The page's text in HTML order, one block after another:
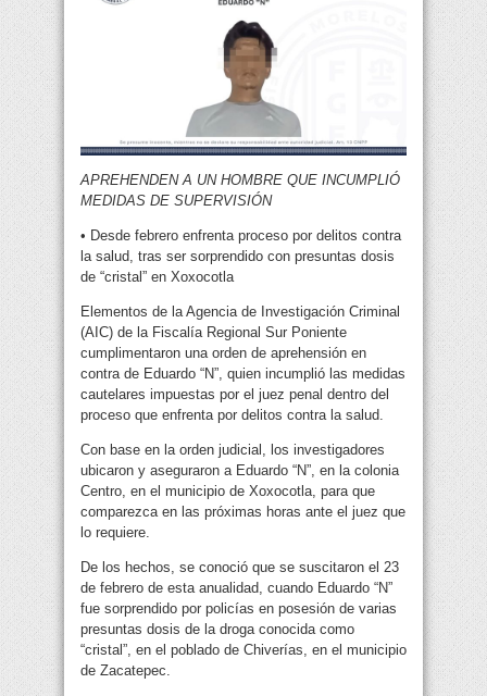
APREHENDEN A UN HOMBRE QUE INCUMPLIÓ
MEDIDAS DE SUPERVISIÓN
• Desde febrero enfrenta proceso por delitos contra
la salud, tras ser sorprendido con presuntas dosis
de “cristal” en Xoxocotla
Elementos de la Agencia de Investigación Criminal
(AIC) de la Fiscalía Regional Sur Poniente
cumplimentaron una orden de aprehensión en
contra de Eduardo “N”, quien incumplió las medidas
cautelares impuestas por el juez penal dentro del
proceso que enfrenta por delitos contra la salud.
Con base en la orden judicial, los investigadores
ubicaron y aseguraron a Eduardo “N”, en la colonia
Centro, en el municipio de Xoxocotla, para que
comparezca en las próximas horas ante el juez que
lo requiere.
De los hechos, se conoció que se suscitaron el 23
de febrero de esta anualidad, cuando Eduardo “N”
fue sorprendido por policías en posesión de varias
presuntas dosis de la droga conocida como
“cristal”, en el poblado de Chiverías, en el municipio
de Zacatepec.